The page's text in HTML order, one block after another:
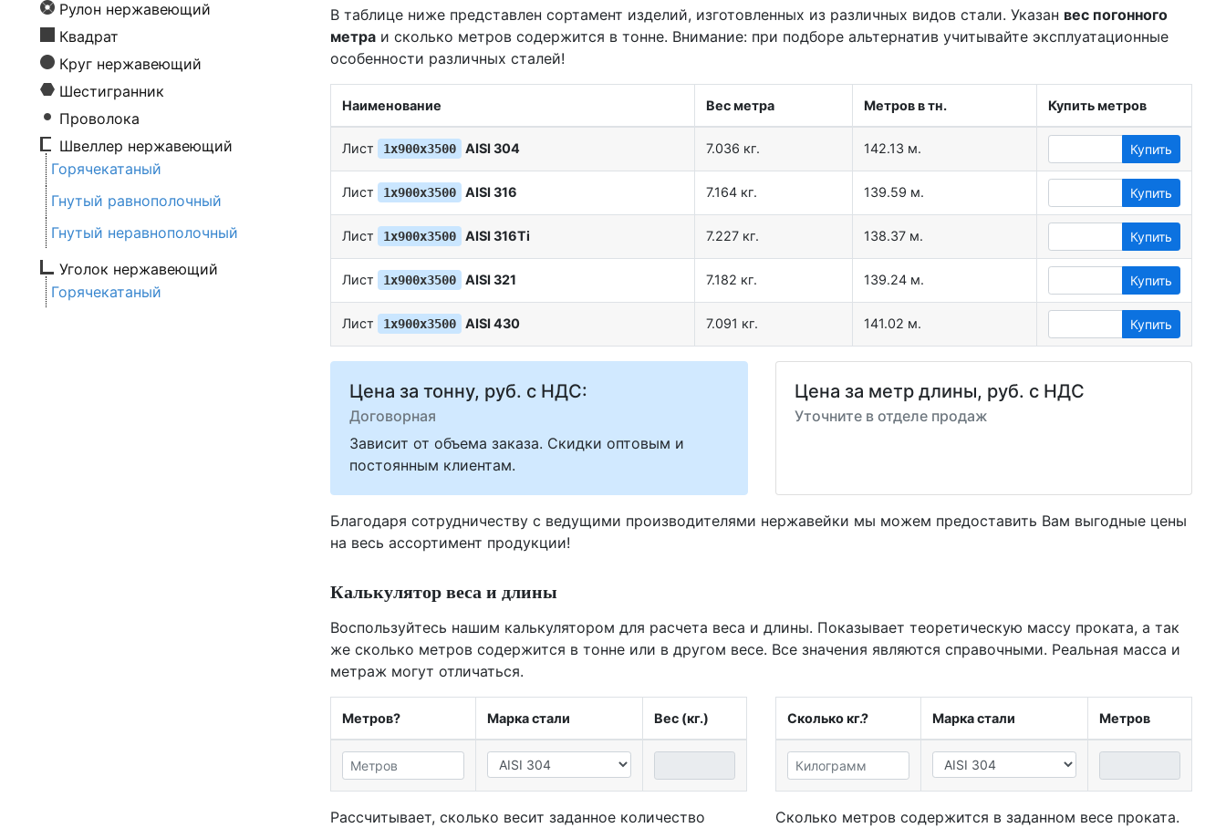
Рулон нержавеющий
Квадрат
Круг нержавеющий
Шестигранник
Проволока
Швеллер нержавеющий
Горячекатаный
Гнутый равнополочный
Гнутый неравнополочный
Уголок нержавеющий
Горячекатаный
В таблице ниже представлен сортамент изделий, изготовленных из различных видов стали. Указан вес погонного
метра и сколько метров содержится в тонне. Внимание: при подборе альтернатив учитывайте эксплуатационные
особенности различных сталей!
Наименование Вес метра Метров в тн. Купить метров
Лист 1х900х3500 AISI 304 7.036 кг. 142.13 м. Купить
Лист 1х900х3500 AISI 316 7.164 кг. 139.59 м. Купить
Лист 1х900х3500 AISI 316Ti 7.227 кг. 138.37 м. Купить
Лист 1х900х3500 AISI 321 7.182 кг. 139.24 м. Купить
Лист 1х900х3500 AISI 430 7.091 кг. 141.02 м. Купить
Цена за тонну, руб. с НДС:
Договорная
Зависит от объема заказа. Скидки оптовым и
постоянным клиентам.
Цена за метр длины, руб. с НДС
Уточните в отделе продаж
Благодаря сотрудничеству с ведущими производителями нержавейки мы можем предоставить Вам выгодные цены
на весь ассортимент продукции!
Калькулятор веса и длины
Воспользуйтесь нашим калькулятором для расчета веса и длины. Показывает теоретическую массу проката, а так
же сколько метров содержится в тонне или в другом весе. Все значения являются справочными. Реальная масса и
метраж могут отличаться.
Метров? Марка стали Вес (кг.)
Рассчитывает, сколько весит заданное количество
Сколько кг.? Марка стали Метров
Сколько метров содержится в заданном весе проката.